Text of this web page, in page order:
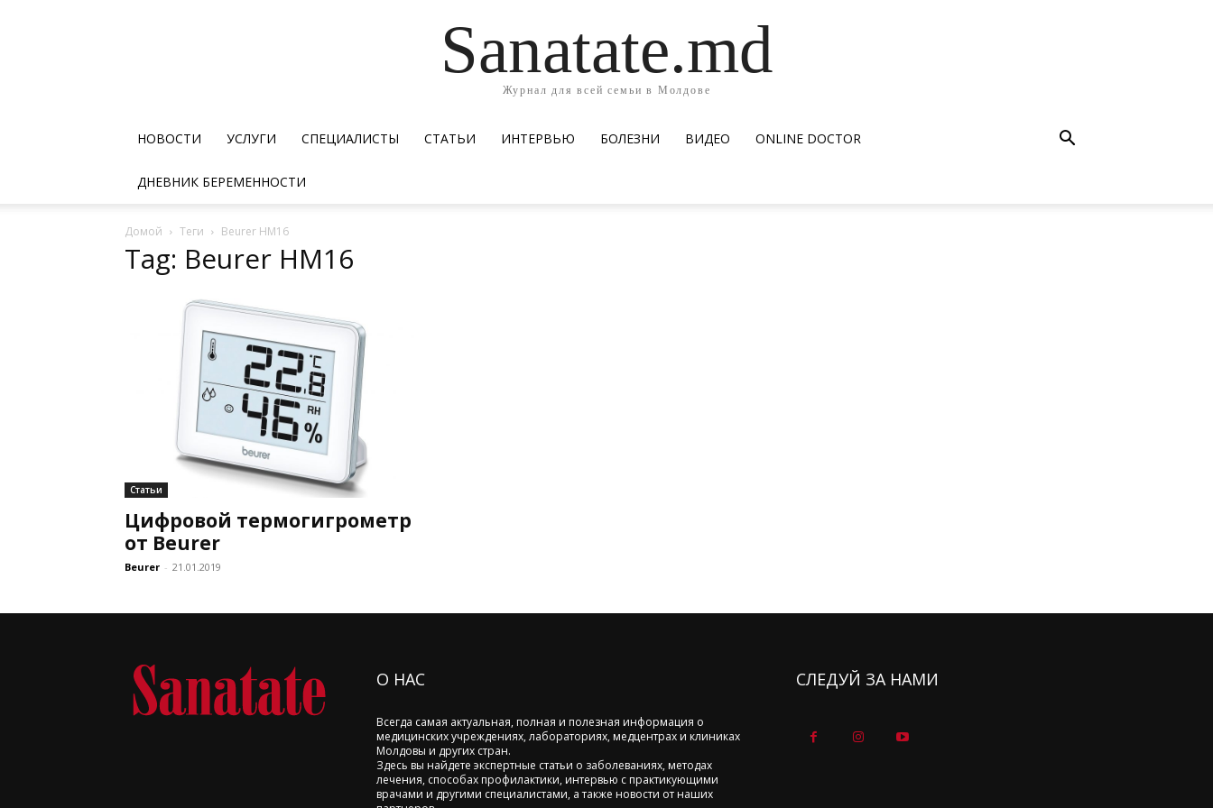
Sanatate.md
Журнал для всей семьи в Молдове
НОВОСТИ УСЛУГИ СПЕЦИАЛИСТЫ СТАТЬИ ИНТЕРВЬЮ БОЛЕЗНИ ВИДЕО ОNLINE DOCTOR
ДНЕВНИК БЕРЕМЕННОСТИ
Домой Теги Beurer HM16
Tag: Beurer HM16
Статьи
Цифровой термогигрометр
от Beurer
Beurer - 21.01.2019
О НАС
Всегда самая актуальная, полная и полезная информация о
медицинских учреждениях, лабораториях, медцентрах и клиниках
Молдовы и других стран.
Здесь вы найдете экспертные статьи о заболеваниях, методах
лечения, способах профилактики, интервью с практикующими
врачами и другими специалистами, а также новости от наших
СЛЕДУЙ ЗА НАМИ